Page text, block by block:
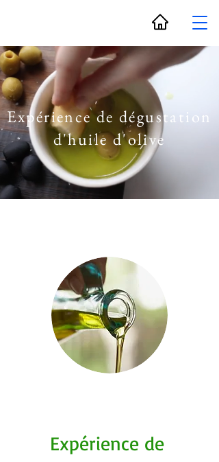
Expérience de dégustation
d'huile d'olive
Expérience de